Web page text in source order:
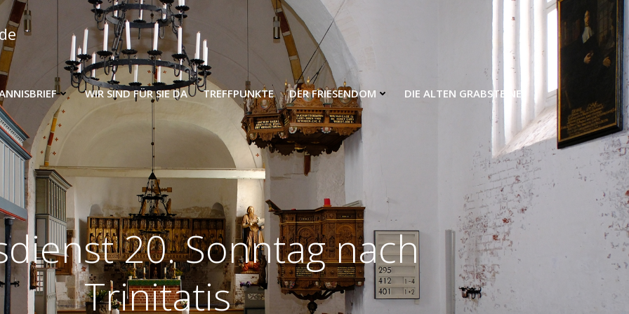
WIR SIND FÜR SIE DA TREFFPUNKTE DER FRIESENDOM DIE ALTEN GRABSTEINE
20. Sonntag nach
Trinitatis